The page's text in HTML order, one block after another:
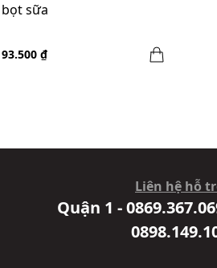
bọt sữa
93.500 ₫
Liên hệ hỗ
Quận 1 -